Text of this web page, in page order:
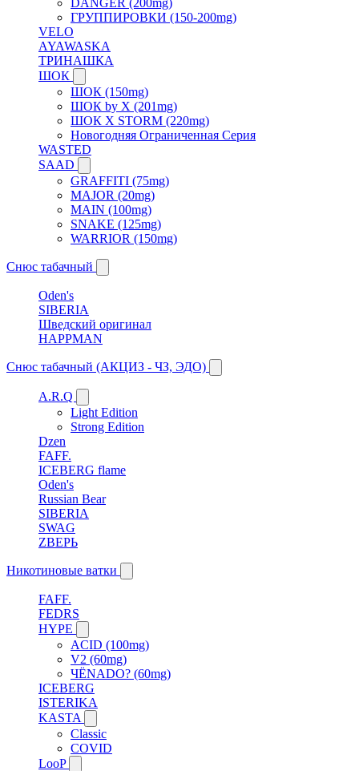
ГРУППИРОВКИ (150-200mg)
VELO
AYAWASKA
ТРИНАШКА
ШОК
ШОК (150mg)
ШОК by X (201mg)
ШОК X STORM (220mg)
Новогодняя Ограниченная Серия
WASTED
SAAD
GRAFFITI (75mg)
MAJOR (20mg)
MAIN (100mg)
SNAKE (125mg)
WARRIOR (150mg)
Снюс табачный
Oden's
SIBERIA
Шведский оригинал
HAPPMAN
Снюс табачный (АКЦИЗ - ЧЗ, ЭДО)
A.R.Q
Light Edition
Strong Edition
Dzen
FAFF.
ICEBERG flame
Oden's
Russian Bear
SIBERIA
SWAG
ZВЕРЬ
Никотиновые ватки
FAFF.
FEDRS
HYPE
ACID (100mg)
V2 (60mg)
ЧЁNADO? (60mg)
ICEBERG
ISTERIKA
KASTA
Classic
COVID
LooP